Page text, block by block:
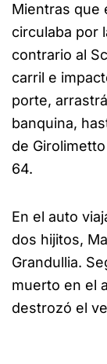
Mientras que
circulaba por
contrario al
carril e
porte,
banquina,
de
64.
En el auto
dos hijitos,
Grandullia.
muerto en el
destrozó el